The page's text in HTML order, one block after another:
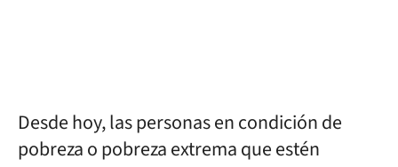
Desde hoy, las personas en condición de
pobreza o pobreza extrema que estén